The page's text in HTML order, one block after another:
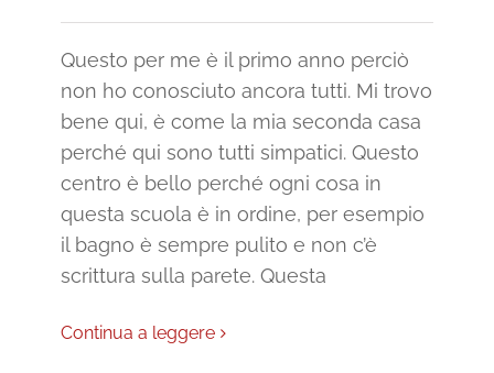
Questo per me è il primo anno perciò
non ho conosciuto ancora tutti. Mi trovo
bene qui, è come la mia seconda casa
perché qui sono tutti simpatici. Questo
centro è bello perché ogni cosa in
questa scuola è in ordine, per esempio
il bagno è sempre pulito e non c’è
scrittura sulla parete. Questa
Continua a leggere